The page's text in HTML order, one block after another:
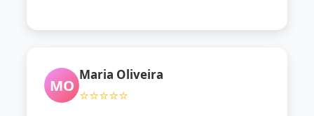
MO
Maria Oliveira
⭐⭐⭐⭐⭐